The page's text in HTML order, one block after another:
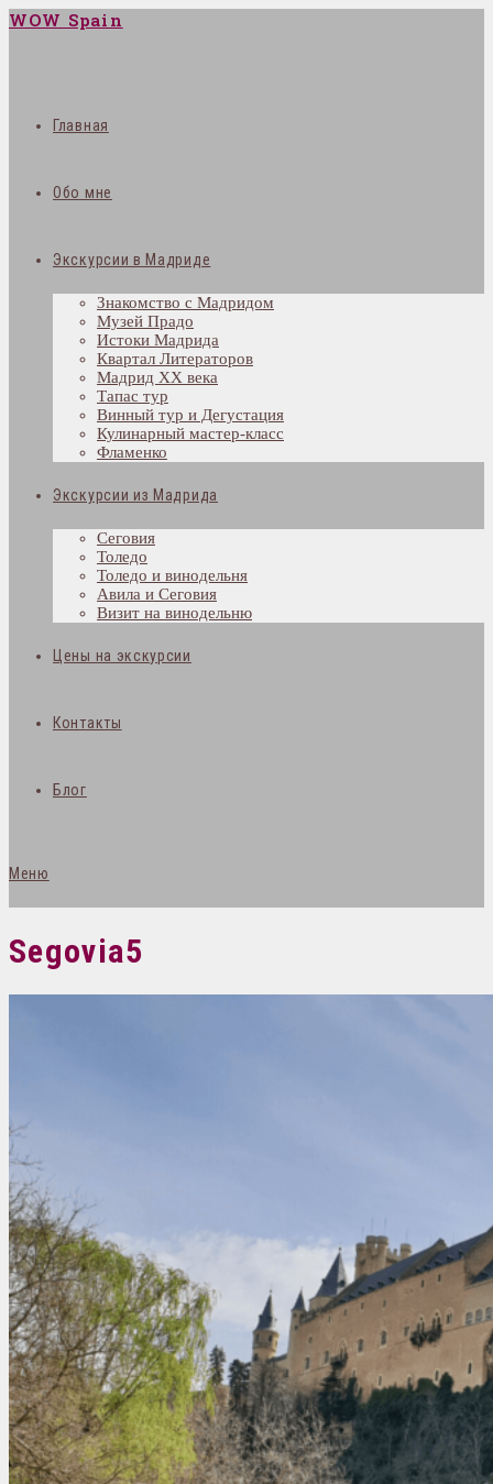
WOW Spain
Главная
Обо мне
Экскурсии в Мадриде
Знакомство с Мадридом
Музей Прадо
Истоки Мадрида
Квартал Литераторов
Мадрид XX века
Тапас тур
Винный тур и Дегустация
Кулинарный мастер-класс
Фламенко
Экскурсии из Мадрида
Сеговия
Толедо
Толедо и винодельня
Авила и Сеговия
Визит на винодельню
Цены на экскурсии
Контакты
Блог
Меню
Segovia5